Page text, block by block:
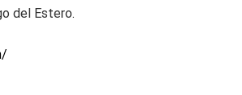
del Estero.